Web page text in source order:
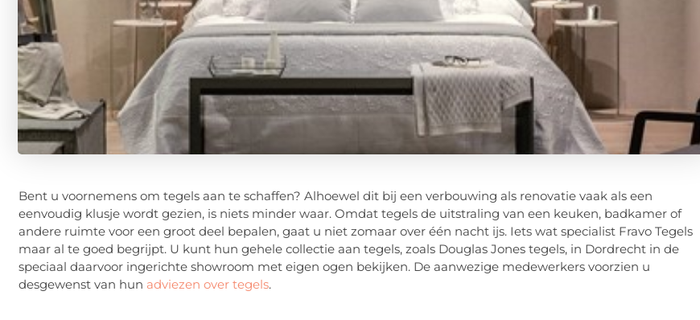
Bent u voornemens om tegels aan te schaffen? Alhoewel dit bij een verbouwing als renovatie vaak als een
eenvoudig klusje wordt gezien, is niets minder waar. Omdat tegels de uitstraling van een keuken, badkamer of
andere ruimte voor een groot deel bepalen, gaat u niet zomaar over één nacht ijs. Iets wat specialist Fravo Tegels
maar al te goed begrijpt. U kunt hun gehele collectie aan tegels, zoals Douglas Jones tegels, in Dordrecht in de
speciaal daarvoor ingerichte showroom met eigen ogen bekijken. De aanwezige medewerkers voorzien u
desgewenst van hun adviezen over tegels.